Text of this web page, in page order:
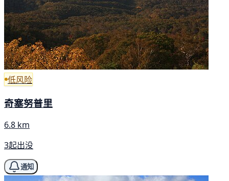
低风险
奇塞努普里
6.8 km
3起出没
通知